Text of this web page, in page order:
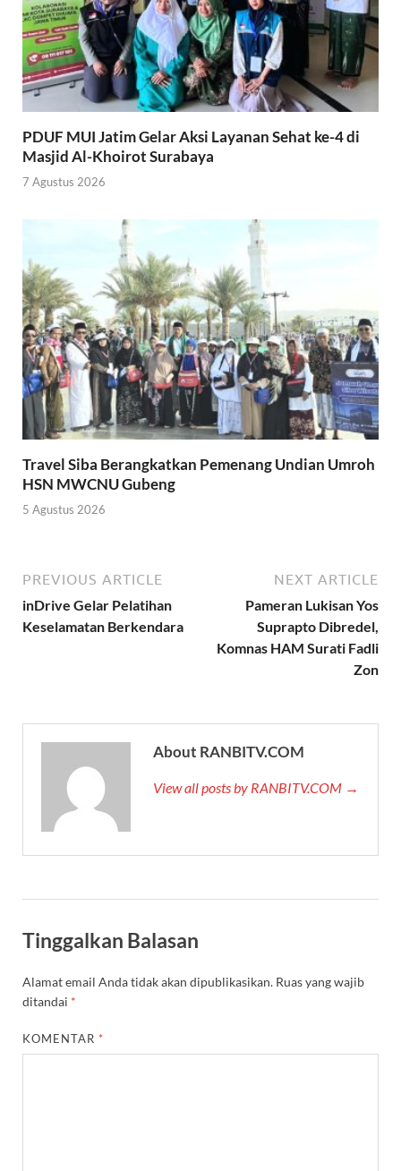
PDUF MUI Jatim Gelar Aksi Layanan Sehat ke-4 di
Masjid Al-Khoirot Surabaya
7 Agustus 2026
Travel Siba Berangkatkan Pemenang Undian Umroh
HSN MWCNU Gubeng
5 Agustus 2026
PREVIOUS ARTICLE
inDrive Gelar Pelatihan
Keselamatan Berkendara
NEXT ARTICLE
Pameran Lukisan Yos
Suprapto Dibredel,
Komnas HAM Surati Fadli
Zon
About RANBITV.COM
View all posts by RANBITV.COM →
Tinggalkan Balasan
Alamat email Anda tidak akan dipublikasikan. Ruas yang wajib
ditandai *
KOMENTAR *